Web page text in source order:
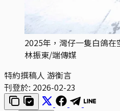
2025年，灣仔一隻白鴿在
林振東/端傳媒
特約撰稿人 游衡言
刊登於: 2026-02-23